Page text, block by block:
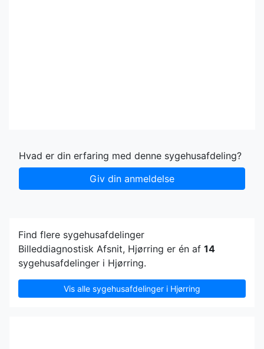
Hvad er din erfaring med denne sygehusafdeling?
Giv din anmeldelse
Find flere sygehusafdelinger
Billeddiagnostisk Afsnit, Hjørring er én af 14
sygehusafdelinger i Hjørring.
Vis alle sygehusafdelinger i Hjørring